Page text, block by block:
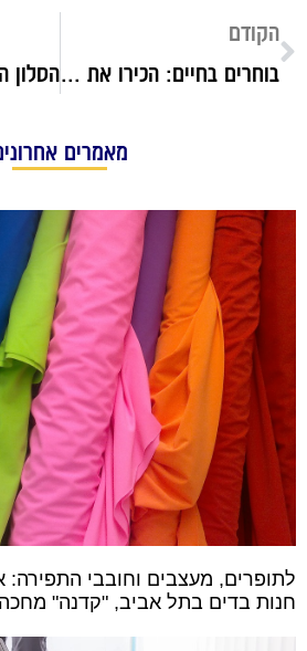
הקודם
בוחרים בחיים: הכירו את עמותת עזר מציון
מאמרים
לתופרים, מעצבים וחובבי
חנות בדים בתל אביב, "קדנה"